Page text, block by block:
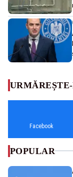
Facebook
POPULAR